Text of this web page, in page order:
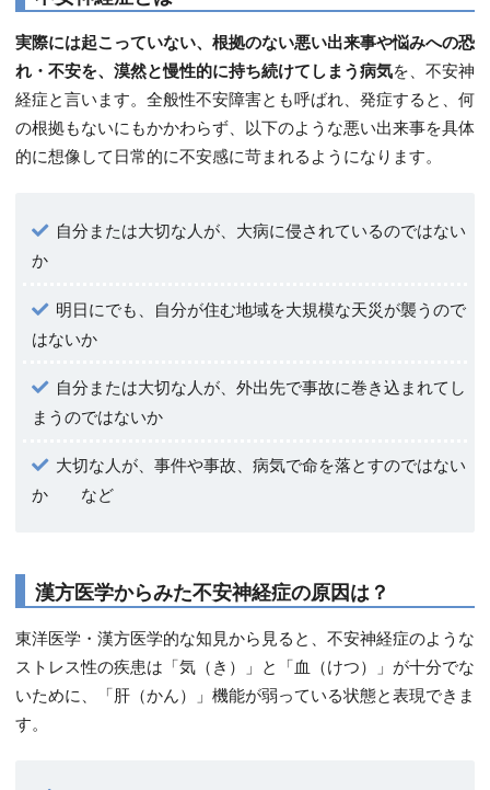
実際には起こっていない、根拠のない悪い出来事や悩みへの恐
れ・不安を、漠然と慢性的に持ち続けてしまう病気を、不安神
経症と言います。全般性不安障害とも呼ばれ、発症すると、何
の根拠もないにもかかわらず、以下のような悪い出来事を具体
的に想像して日常的に不安感に苛まれるようになります。
自分または大切な人が、大病に侵されているのではない
か
明日にでも、自分が住む地域を大規模な天災が襲うので
はないか
自分または大切な人が、外出先で事故に巻き込まれてし
まうのではないか
大切な人が、事件や事故、病気で命を落とすのではない
か など
漢方医学からみた不安神経症の原因は？
東洋医学・漢方医学的な知見から見ると、不安神経症のような
ストレス性の疾患は「気（き）」と「血（けつ）」が十分でな
いために、「肝（かん）」機能が弱っている状態と表現できま
す。